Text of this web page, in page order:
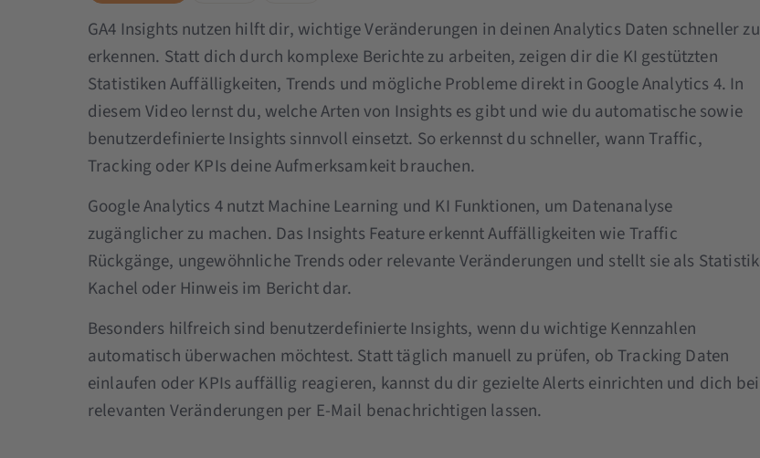
GA4 Insights nutzen hilft dir, wichtige Veränderungen in deinen Analytics Daten schneller zu
erkennen. Statt dich durch komplexe Berichte zu arbeiten, zeigen dir die KI gestützten
Statistiken Auffälligkeiten, Trends und mögliche Probleme direkt in Google Analytics 4. In
diesem Video lernst du, welche Arten von Insights es gibt und wie du automatische sowie
benutzerdefinierte Insights sinnvoll einsetzt. So erkennst du schneller, wann Traffic,
Tracking oder KPIs deine Aufmerksamkeit brauchen.
Google Analytics 4 nutzt Machine Learning und KI Funktionen, um Datenanalyse
zugänglicher zu machen. Das Insights Feature erkennt Auffälligkeiten wie Traffic
Rückgänge, ungewöhnliche Trends oder relevante Veränderungen und stellt sie als Statistik
Kachel oder Hinweis im Bericht dar.
Besonders hilfreich sind benutzerdefinierte Insights, wenn du wichtige Kennzahlen
automatisch überwachen möchtest. Statt täglich manuell zu prüfen, ob Tracking Daten
einlaufen oder KPIs auffällig reagieren, kannst du dir gezielte Alerts einrichten und dich bei
relevanten Veränderungen per E-Mail benachrichtigen lassen.